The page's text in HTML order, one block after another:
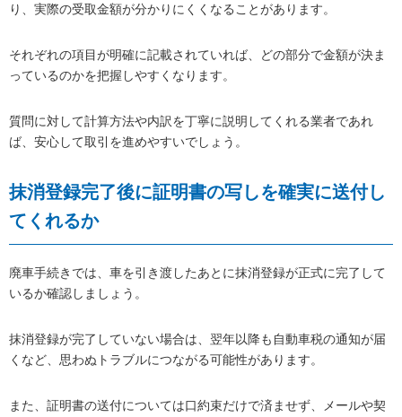
り、実際の受取金額が分かりにくくなることがあります。
それぞれの項目が明確に記載されていれば、どの部分で金額が決ま
っているのかを把握しやすくなります。
質問に対して計算方法や内訳を丁寧に説明してくれる業者であれ
ば、安心して取引を進めやすいでしょう。
抹消登録完了後に証明書の写しを確実に送付し
てくれるか
廃車手続きでは、車を引き渡したあとに抹消登録が正式に完了して
いるか確認しましょう。
抹消登録が完了していない場合は、翌年以降も自動車税の通知が届
くなど、思わぬトラブルにつながる可能性があります。
また、証明書の送付については口約束だけで済ませず、メールや契